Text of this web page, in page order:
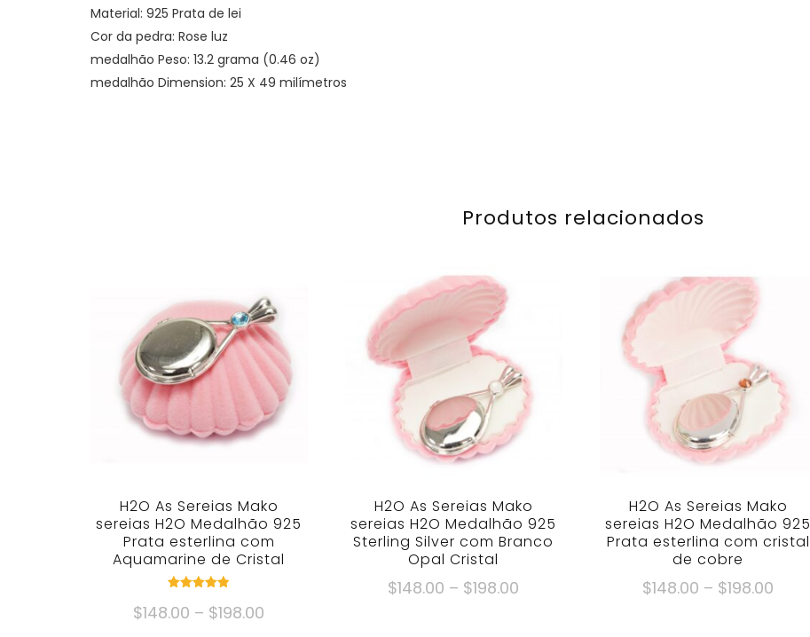
Material: 925 Prata de lei
Cor da pedra: Rose luz
medalhão Peso: 13.2 grama (0.46 oz)
medalhão Dimension: 25 X 49 milímetros
Produtos relacionados
H2O As Sereias Mako
sereias H2O Medalhão 925
Prata esterlina com
Aquamarine de Cristal
4.82
fora de 5
$148.00 – $198.00
H2O As Sereias Mako
sereias H2O Medalhão 925
Sterling Silver com Branco
Opal Cristal
$148.00 – $198.00
H2O As Sereias Mako
sereias H2O Medalhão 925
Prata esterlina com cristal
de cobre
$148.00 – $198.00